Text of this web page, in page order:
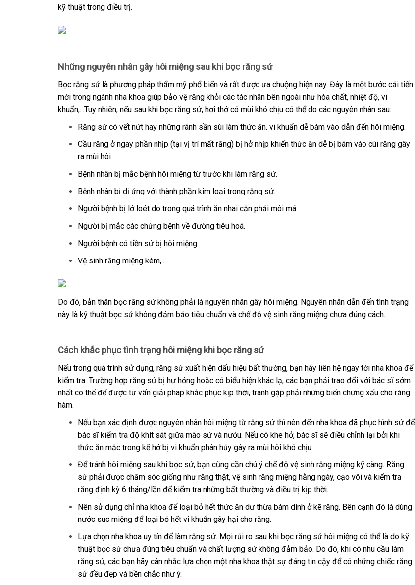
kỹ thuật trong điều trị.
Những nguyên nhân gây hôi miệng sau khi bọc răng sứ
Bọc răng sứ là phương pháp thẩm mỹ phổ biến và rất được ưa chuộng hiện nay. Đây là một bước cải tiến
mới trong ngành nha khoa giúp bảo vệ răng khỏi các tác nhân bên ngoài như hóa chất, nhiệt độ, vi
khuẩn,...Tuy nhiên, nếu sau khi bọc răng sứ, hơi thở có mùi khó chịu có thể do các nguyên nhân sau:
Răng sứ có vết nứt hay những rãnh sần sùi làm thức ăn, vi khuẩn dễ bám vào dẫn đến hôi miệng.
Cầu răng ở ngay phần nhịp (tại vị trí mất răng) bị hở nhịp khiến thức ăn dễ bị bám vào cùi răng gây
ra mùi hôi
Bệnh nhân bị mắc bệnh hôi miệng từ trước khi làm răng sứ.
Bệnh nhân bị dị ứng với thành phần kim loại trong răng sứ.
Người bệnh bị lở loét do trong quá trình ăn nhai cắn phải môi má
Người bị mắc các chứng bệnh về đường tiêu hoá.
Người bệnh có tiền sử bị hôi miệng.
Vệ sinh răng miệng kém,...
Do đó, bản thân bọc răng sứ không phải là nguyên nhân gây hôi miệng. Nguyên nhân dẫn đến tình trạng
này là kỹ thuật bọc sứ không đảm bảo tiêu chuẩn và chế độ vệ sinh răng miệng chưa đúng cách.
Cách khắc phục tình trạng hôi miệng khi bọc răng sứ
Nếu trong quá trình sử dụng, răng sứ xuất hiện dấu hiệu bất thường, bạn hãy liên hệ ngay tới nha khoa để
kiểm tra. Trường hợp răng sứ bị hư hỏng hoặc có biểu hiện khác lạ, các bạn phải trao đổi với bác sĩ sớm
nhất có thể để được tư vấn giải pháp khắc phục kịp thời, tránh gặp phải những biến chứng xấu cho răng
hàm.
Nếu bạn xác định được nguyên nhân hôi miệng từ răng sứ thì nên đến nha khoa đã phục hình sứ để
bác sĩ kiểm tra độ khít sát giữa mão sứ và nướu. Nếu có khe hở, bác sĩ sẽ điều chỉnh lại bởi khi
thức ăn mắc trong kẽ hở bị vi khuẩn phân hủy gây ra mùi hôi khó chịu.
Để tránh hôi miệng sau khi bọc sứ, bạn cũng cần chú ý chế độ vệ sinh răng miệng kỹ càng. Răng
sứ phải được chăm sóc giống như răng thật, vệ sinh răng miệng hằng ngày, cạo vôi và kiểm tra
răng định kỳ 6 tháng/lần để kiểm tra những bất thường và điều trị kịp thời.
Nên sử dụng chỉ nha khoa để loại bỏ hết thức ăn dư thừa bám dính ở kẽ răng. Bên cạnh đó là dùng
nước súc miệng để loại bỏ hết vi khuẩn gây hại cho răng.
Lựa chọn nha khoa uy tín để làm răng sứ. Mọi rủi ro sau khi bọc răng sứ hôi miệng có thể là do kỹ
thuật bọc sứ chưa đúng tiêu chuẩn và chất lượng sứ không đảm bảo. Do đó, khi có nhu cầu làm
răng sứ, các bạn hãy cân nhắc lựa chọn một nha khoa thật sự đáng tin cậy để có những chiếc răng
sứ đều đẹp và bền chắc như ý.